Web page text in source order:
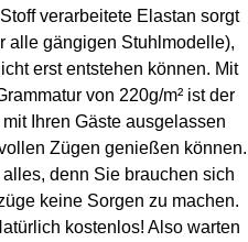
verarbeitete Elastan sorgt
alle gängigen Stuhlmodelle),
erst entstehen können. Mit
von 220g/m² ist der
Ihren Gäste ausgelassen
Zügen genießen können.
denn Sie brauchen sich
keine Sorgen zu machen.
kostenlos! Also warten